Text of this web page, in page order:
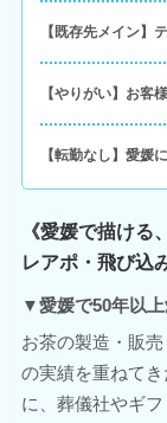
【既存先メイン】
【やりがい】お客
【転勤なし】愛媛
《愛媛で描ける
レアポ・飛び込
▼愛媛で50年以
お茶の製造・販
の実績を重ねて
に、葬儀社やギ